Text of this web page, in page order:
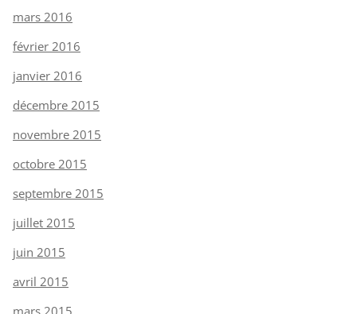
mars 2016
février 2016
janvier 2016
décembre 2015
novembre 2015
octobre 2015
septembre 2015
juillet 2015
juin 2015
avril 2015
mars 2015